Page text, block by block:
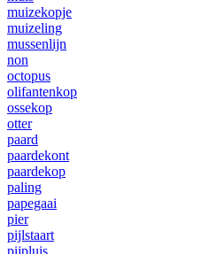
muizekopje
muizeling
mussenlijn
non
octopus
olifantenkop
ossekop
otter
paard
paardekont
paardekop
paling
papegaai
pier
pijlstaart
pijpluis